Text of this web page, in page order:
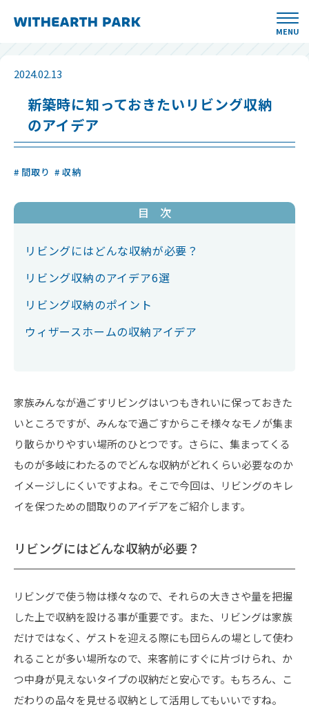
MENU
2024.02.13
新築時に知っておきたいリビング収納
のアイデア
# 間取り # 収納
目 次
リビングにはどんな収納が必要？
リビング収納のアイデア6選
リビング収納のポイント
ウィザースホームの収納アイデア
家族みんなが過ごすリビングはいつもきれいに保っておきた
いところですが、みんなで過ごすからこそ様々なモノが集ま
り散らかりやすい場所のひとつです。さらに、集まってくる
ものが多岐にわたるのでどんな収納がどれくらい必要なのか
イメージしにくいですよね。そこで今回は、リビングのキレ
イを保つための間取りのアイデアをご紹介します。
リビングにはどんな収納が必要？
リビングで使う物は様々なので、それらの大きさや量を把握
した上で収納を設ける事が重要です。また、リビングは家族
だけではなく、ゲストを迎える際にも団らんの場として使わ
れることが多い場所なので、来客前にすぐに片づけられ、か
つ中身が見えないタイプの収納だと安心です。もちろん、こ
だわりの品々を見せる収納として活用してもいいですね。